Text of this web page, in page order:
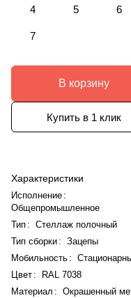
4 5 6
7
В корзину
Купить в 1 клик
Характеристики
Исполнение :
Общепромышленное
Тип : Стеллаж полочный
Тип сборки: Зацепы
Мобильность :
Цвет :
RAL 7038
Материал : Окрашенный